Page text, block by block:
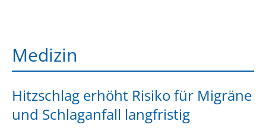
Medizin
Hitzschlag erhöht Risiko für Migräne
und Schlaganfall langfristig